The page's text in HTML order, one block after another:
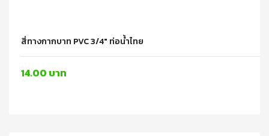
สี่ทางกากบาท PVC 3/4" ท่อน้ำไทย
14.00 บาท